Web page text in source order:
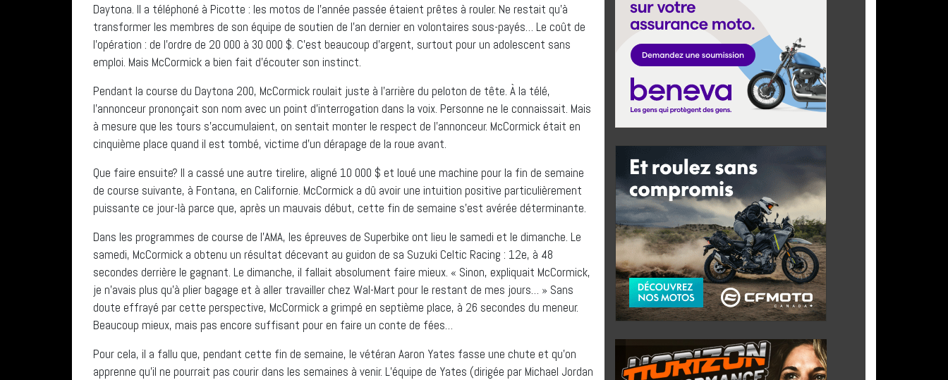
Daytona. Il a téléphoné à Picotte : les motos de l’année passée étaient prêtes à rouler. Ne restait qu’à
transformer les membres de son équipe de soutien de l’an dernier en volontaires sous-payés… Le coût de
l’opération : de l’ordre de 20 000 à 30 000 $. C’est beaucoup d’argent, surtout pour un adolescent sans
emploi. Mais McCormick a bien fait d’écouter son instinct.
Pendant la course du Daytona 200, McCormick roulait juste à l’arrière du peloton de tête. À la télé,
l’annonceur prononçait son nom avec un point d’interrogation dans la voix. Personne ne le connaissait. Mais
à mesure que les tours s’accumulaient, on sentait monter le respect de l’annonceur. McCormick était en
cinquième place quand il est tombé, victime d’un dérapage de la roue avant.
Que faire ensuite? Il a cassé une autre tirelire, aligné 10 000 $ et loué une machine pour la fin de semaine
de course suivante, à Fontana, en Californie. McCormick a dû avoir une intuition positive particulièrement
puissante ce jour-là parce que, après un mauvais début, cette fin de semaine s’est avérée déterminante.
Dans les programmes de course de l’AMA, les épreuves de Superbike ont lieu le samedi et le dimanche. Le
samedi, McCormick a obtenu un résultat décevant au guidon de sa Suzuki Celtic Racing : 12e, à 48
secondes derrière le gagnant. Le dimanche, il fallait absolument faire mieux. « Sinon, expliquait McCormick,
je n’avais plus qu’à plier bagage et à aller travailler chez Wal-Mart pour le restant de mes jours… » Sans
doute effrayé par cette perspective, McCormick a grimpé en septième place, à 26 secondes du meneur.
Beaucoup mieux, mais pas encore suffisant pour en faire un conte de fées…
Pour cela, il a fallu que, pendant cette fin de semaine, le vétéran Aaron Yates fasse une chute et qu’on
apprenne qu’il ne pourrait pas courir dans les semaines à venir. L’équipe de Yates (dirigée par Michael Jordan